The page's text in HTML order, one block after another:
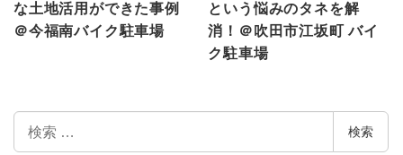
な土地活用ができた事例
＠今福南バイク駐車場
という悩みのタネを解
消！＠吹田市江坂町 バイ
ク駐車場
索
検索